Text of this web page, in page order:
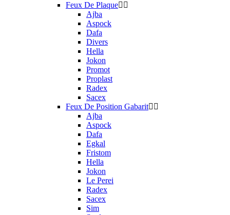
Feux De Plaque
Ajba
Aspock
Dafa
Divers
Hella
Jokon
Promot
Proplast
Radex
Sacex
Feux De Position Gabarit
Ajba
Aspock
Dafa
Egkal
Fristom
Hella
Jokon
Le Perei
Radex
Sacex
Sim